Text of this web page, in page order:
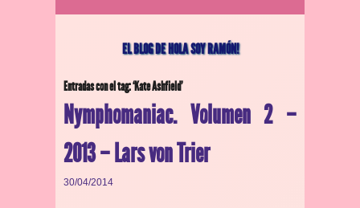
EL BLOG DE HOLA SOY RAMÓN!
Entradas con el tag: ‘Kate Ashfield’
Nymphomaniac. Volumen 2 –
2013 – Lars von Trier
30/04/2014